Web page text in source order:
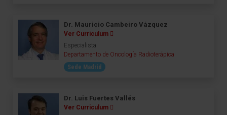
Dr. Mauricio Cambeiro Vázquez
Ver Curriculum
Especialista
Departamento de Oncología Radioterápica
Sede Madrid
Dr. Luis Fuertes Vallés
Ver Curriculum